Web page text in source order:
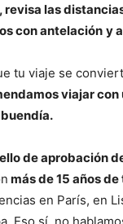
revisa las
con antelación y
tu viaje se
viajar con
de aprobación
más de 15 años
en París, en
Eso sí, no